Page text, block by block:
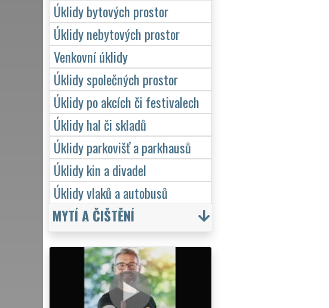
Úklidy bytových prostor
Úklidy nebytových prostor
Venkovní úklidy
Úklidy společných prostor
Úklidy po akcích či festivalech
Úklidy hal či skladů
Úklidy parkovišť a parkhausů
Úklidy kin a divadel
Úklidy vlaků a autobusů
MYTÍ A ČIŠTĚNÍ